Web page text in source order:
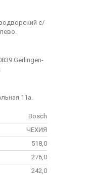
с/
Gerlingen-
11а.
Bosch
ЧЕХИЯ
518,0
276,0
242,0